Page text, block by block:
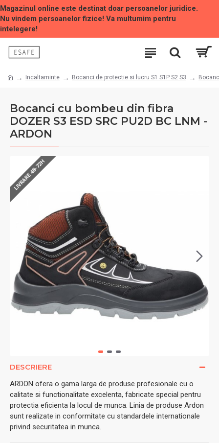
Magazinul online este destinat doar persoanelor juridice.
Nu vindem persoanelor fizice! Va multumim pentru
intelegere!
Incaltaminte Bocanci de protectie si lucru S1 S1P S2 S3
Bocanci cu bombeu din fibra
DOZER S3 ESD SRC PU2D BC LNM -
ARDON
LIVRARE 48-72H
DESCRIERE
ARDON ofera o gama larga de produse profesionale cu o
calitate si functionalitate excelenta, fabricate special pentru
protectia eficienta la locul de munca. Linia de produse Ardon
sunt realizate in conformitate cu standardele internationale
privind securitatea in munca.